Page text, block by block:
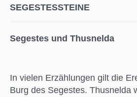
SEGESTESSTEINE
Segestes und Thusnelda
In vielen Erzählungen gilt die
Burg des Segestes. Thusnelda